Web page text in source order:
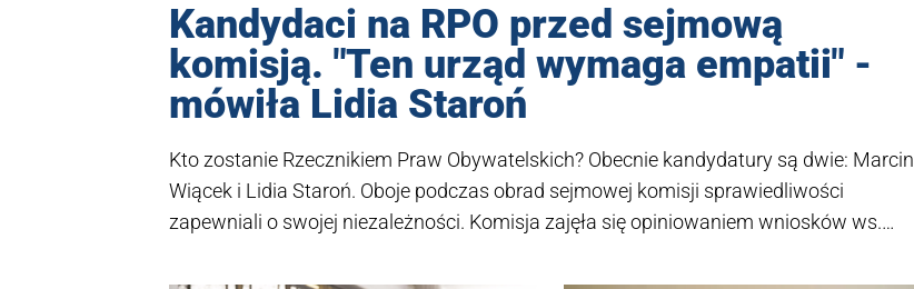
Kandydaci na RPO przed sejmową
komisją. "Ten urząd wymaga empatii" -
mówiła Lidia Staroń
Kto zostanie Rzecznikiem Praw Obywatelskich? Obecnie kandydatury są dwie: Marcin
Wiącek i Lidia Staroń. Oboje podczas obrad sejmowej komisji sprawiedliwości
zapewniali o swojej niezależności. Komisja zajęła się opiniowaniem wniosków ws.